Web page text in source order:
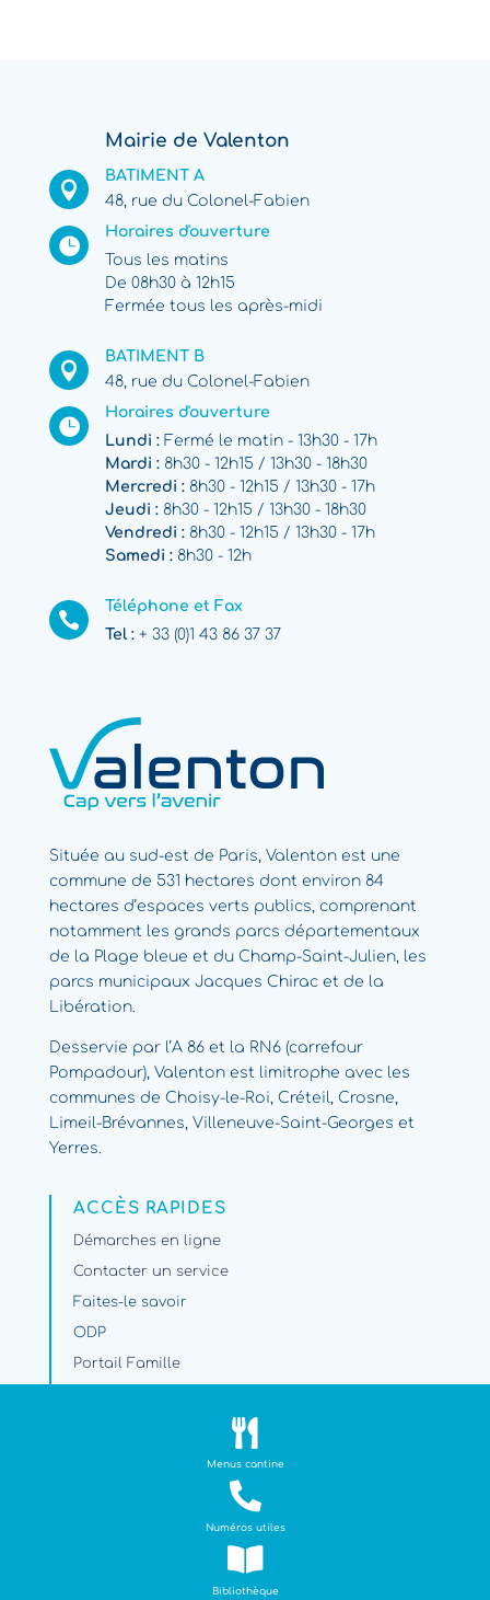
Mairie de Valenton

BATIMENT A
48, rue du Colonel-Fabien

Horaires d'ouverture
Tous les matins
De 08h30 à 12h15
Fermée tous les après-midi

BATIMENT B
48, rue du Colonel-Fabien

Horaires d'ouverture
Lundi :Fermé le matin - 13h30 - 17h
Mardi :8h30 - 12h15 / 13h30 - 18h30
Mercredi :8h30 - 12h15 / 13h30 - 17h
Jeudi :8h30 - 12h15 / 13h30 - 18h30
Vendredi :8h30 - 12h15 / 13h30 - 17h
Samedi :8h30 - 12h

Téléphone et Fax
Tel :+ 33 (0)1 43 86 37 37
Située au sud-est de Paris, Valenton est une
commune de 531 hectares dont environ 84
hectares d’espaces verts publics, comprenant
notamment les grands parcs départementaux
de la Plage bleue et du Champ-Saint-Julien, les
parcs municipaux Jacques Chirac et de la
Libération.
Desservie par l’A 86 et la RN6 (carrefour
Pompadour), Valenton est limitrophe avec les
communes de Choisy-le-Roi, Créteil, Crosne,
Limeil-Brévannes, Villeneuve-Saint-Georges et
Yerres.
ACCÈS RAPIDES
Démarches en ligne
Contacter un service
Faites-le savoir
ODP
Portail Famille

Menus cantine

Numéros utiles

Bibliothèque